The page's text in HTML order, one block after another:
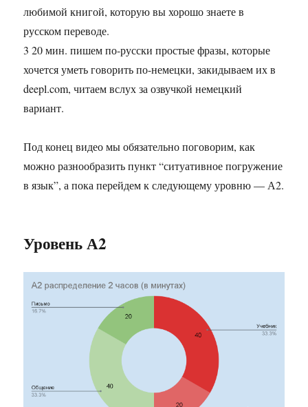
любимой книгой, которую вы хорошо знаете в
русском переводе.
3 20 мин. пишем по-русски простые фразы, которые
хочется уметь говорить по-немецки, закидываем их в
deepl.com, читаем вслух за озвучкой немецкий
вариант.
Под конец видео мы обязательно поговорим, как
можно разнообразить пункт “ситуативное погружение
в язык”, а пока перейдем к следующему уровню — А2.
Уровень А2